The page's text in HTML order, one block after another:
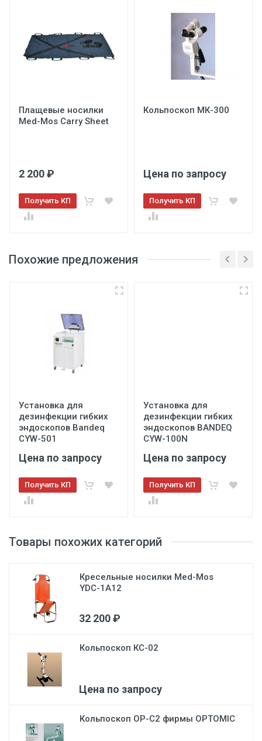
Товары похожих категорий
Кресельные носилки Med-Mos
YDC-1A12
32 200 ₽
Кольпоскоп КС-02
Цена по запросу
Кольпоскоп OP-C2 фирмы OPTOMIC
Высота
95 см
63 кг
Ширина
30 см
Длина
Высота
Отправить на почту Отправить на почту
Плащевые носилки
Med-Mos Carry Sheet
2 200 ₽
Получить КП
Кольпоскоп МК-300
Цена по запросу
Получить КП
Похожие предложения
Установка для
дезинфекции гибких
эндоскопов Bandeq
CYW-501
Цена по запросу
Получить КП
Установка для
дезинфекции гибких
эндоскопов BANDEQ
CYW-100N
Цена по запросу
Получить КП